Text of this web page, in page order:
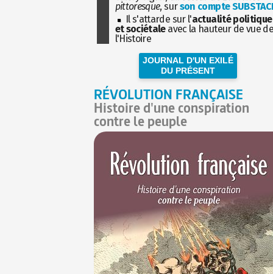
pittoresque, surson compte
Il s'attarde sur l'actualité politique
et sociétaleavec la hauteur de vue
l'Histoire
JOURNAL D'UN EXILÉ
DU PRÉSENT
RÉVOLUTION FRANÇAISE
Histoire d'une conspiration
contre le peuple